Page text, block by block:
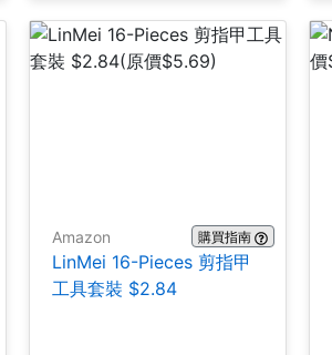
Amazon 購買指南
LinMei 16-Pieces 剪指甲
工具套裝 $2.84